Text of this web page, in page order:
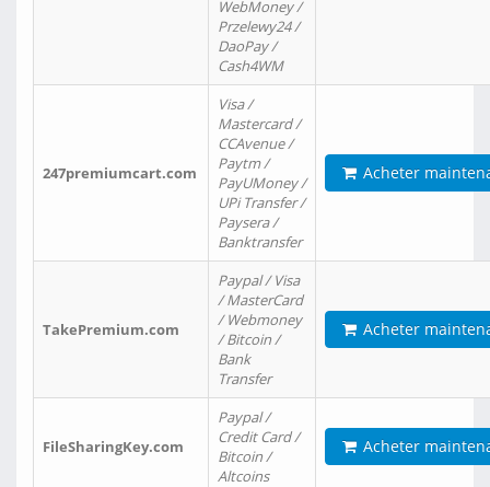
WebMoney /
Przelewy24 /
DaoPay /
Cash4WM
247premiumcart.com
Visa /
Mastercard /
CCAvenue /
Paytm /
PayUMoney /
UPi Transfer /
Paysera /
Banktransfer
Acheter
TakePremium.com
Paypal / Visa
/ MasterCard
/ Webmoney
/ Bitcoin /
Bank
Transfer
Acheter
FileSharingKey.com
Paypal /
Credit Card /
Bitcoin /
Altcoins
Acheter